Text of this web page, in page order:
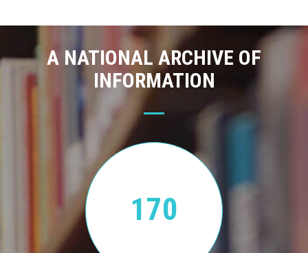
A NATIONAL ARCHIVE OF
INFORMATION
170